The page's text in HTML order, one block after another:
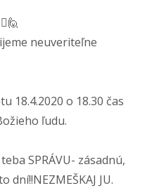
neuveriteľne
18.4.2020 o 18.30 čas
ľudu.
SPRÁVU- zásadnú,
JU.